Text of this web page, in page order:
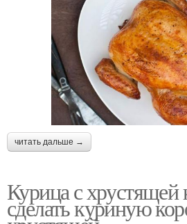
читать дальше →
Курица с хрустящей
сделать куриную